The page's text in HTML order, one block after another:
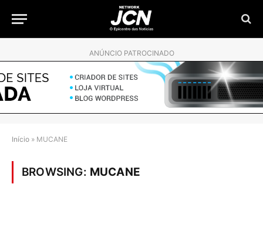
ANÚNCIO PATROCINADO
Início » MUCANE
BROWSING: MUCANE